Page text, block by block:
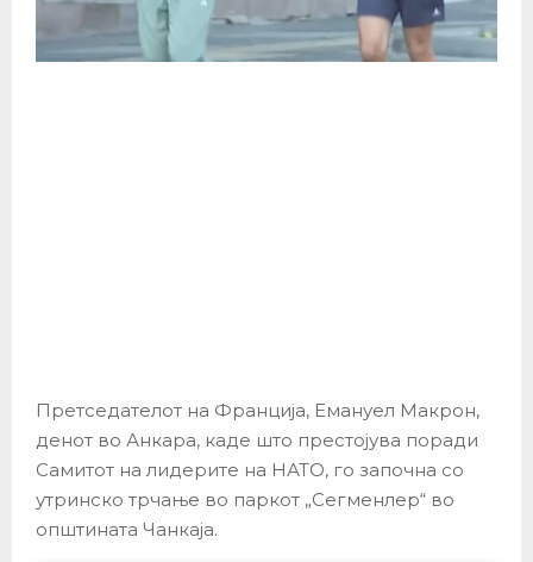
Претседателот на Франција, Емануел Макрон,
денот во Анкара, каде што престојува поради
Самитот на лидерите на НАТО, го започна со
утринско трчање во паркот „Сегменлер“ во
општината Чанкаја.